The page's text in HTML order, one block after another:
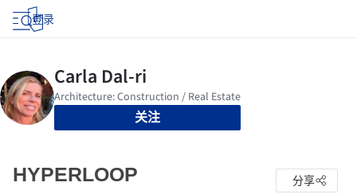
登录
关注
HYPERLOOP 分享